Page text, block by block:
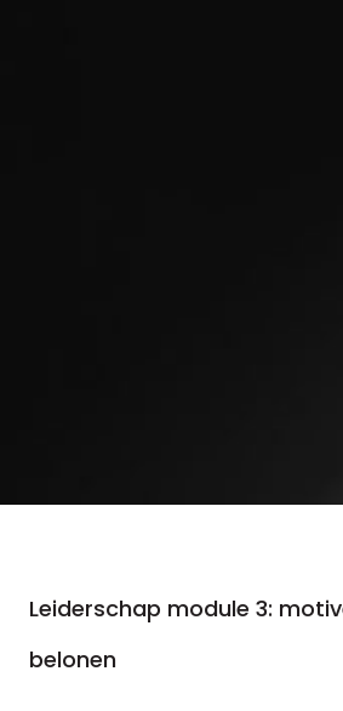
Leiderschap module 3:
belonen